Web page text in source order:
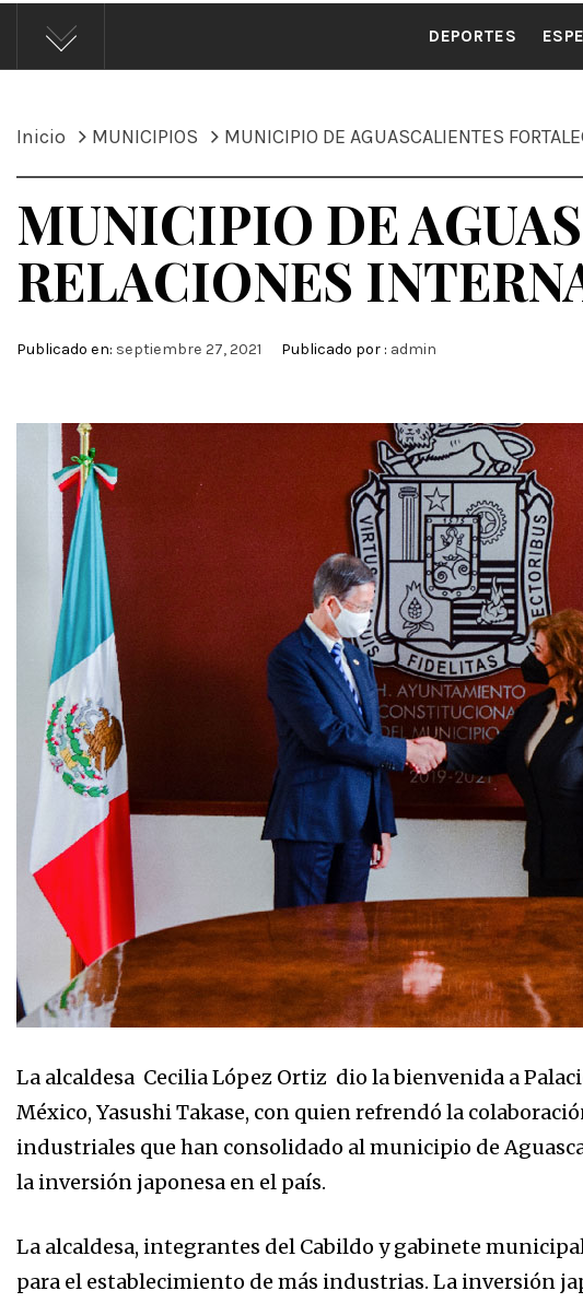
DEPORTES
Inicio MUNICIPIOS MUNICIPIO DE AGUASCALIENTES
MUNICIPIO DE
RELACIONES
Publicado en: septiembre 27, 2021 Publicado por : admin
La alcaldesa Cecilia López Ortiz dio la bienvenida a
México, Yasushi Takase, con quien refrendó la
industriales que han consolidado al municipio de
la inversión japonesa en el país.
La alcaldesa, integrantes del Cabildo y gabinete
para el establecimiento de más industrias. La inversión